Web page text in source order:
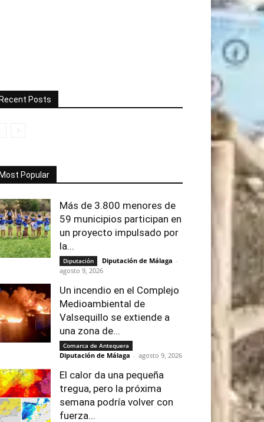
Posts
Popular
Más de 3.800 menores de
59 municipios participan en
un proyecto impulsado por
la...
Diputación Diputación de Málaga -
agosto 9, 2026
Un incendio en el Complejo
Medioambiental de
Valsequillo se extiende a
una zona de...
Comarca de Antequera
Diputación de Málaga - agosto 9, 2026
El calor da una pequeña
tregua, pero la próxima
semana podría volver con
fuerza...